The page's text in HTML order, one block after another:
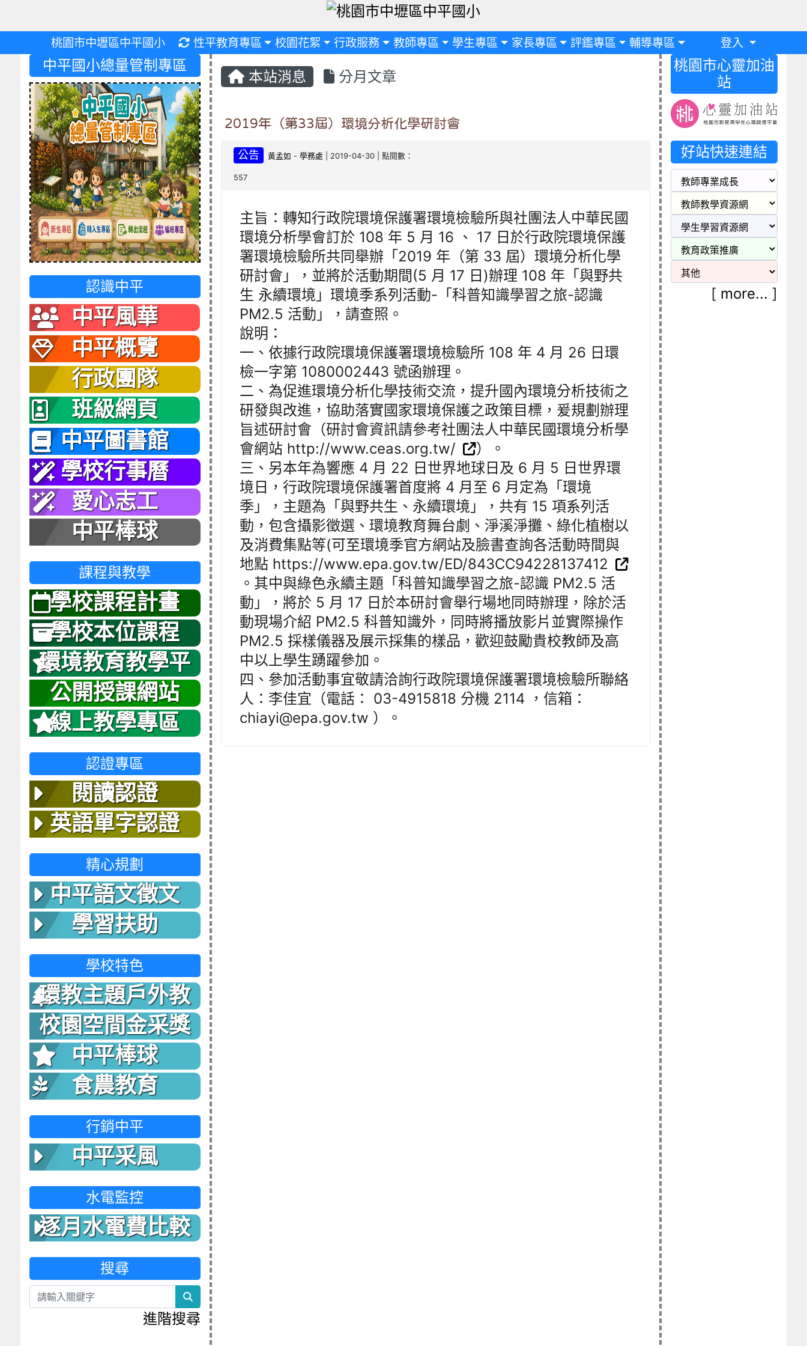
桃園市中壢區中平國小 重新取得佈景設定
性平教育專區 校園花絮 行政服務 教師專區 學生專區 家長專區 評鑑專區 輔導專區 登入
本站消息 分月文章
2019年（第33屆）環境分析化學研討會
公告 黃孟如 -學務處 | 2019-04-30 | 點閱數：
557
主旨：轉知行政院環境保護署環境檢驗所與社團法人中華民國
環境分析學會訂於 108 年 5 月 16 、 17 日於行政院環境保護
署環境檢驗所共同舉辦「2019 年（第 33 屆）環境分析化學
研討會」，並將於活動期間(5 月 17 日)辦理 108 年「與野共
生 永續環境」環境季系列活動-「科普知識學習之旅-認識
PM2.5 活動」，請查照。
說明：
一、依據行政院環境保護署環境檢驗所 108 年 4 月 26 日環
檢一字第 1080002443 號函辦理。
二、為促進環境分析化學技術交流，提升國內環境分析技術之
研發與改進，協助落實國家環境保護之政策目標，爰規劃辦理
旨述研討會（研討會資訊請參考社團法人中華民國環境分析學
會網站 http://www.ceas.org.tw/
）。
三、另本年為響應 4 月 22 日世界地球日及 6 月 5 日世界環
境日，行政院環境保護署首度將 4 月至 6 月定為「環境
季」，主題為「與野共生、永續環境」，共有 15 項系列活
動，包含攝影徵選、環境教育舞台劇、淨溪淨攤、綠化植樹以
及消費集點等(可至環境季官方網站及臉書查詢各活動時間與
地點 https://www.epa.gov.tw/ED/843CC94228137412
。其中與綠色永續主題「科普知識學習之旅-認識 PM2.5 活
動」，將於 5 月 17 日於本研討會舉行場地同時辦理，除於活
動現場介紹 PM2.5 科普知識外，同時將播放影片並實際操作
PM2.5 採樣儀器及展示採集的樣品，歡迎鼓勵貴校教師及高
中以上學生踴躍參加。
四、參加活動事宜敬請洽詢行政院環境保護署環境檢驗所聯絡
人：李佳宜（電話： 03-4915818 分機 2114 ，信箱：
chiayi@epa.gov.tw ）。
中平國小總量管制專區
認識中平
中平風華
中平概覽
行政團隊
班級網頁
中平圖書館
學校行事曆
愛心志工
中平棒球
課程與教學
學校課程計畫
學校本位課程
環境教育教學平
台
公開授課網站
線上教學專區
認證專區
閱讀認證
英語單字認證
精心規劃
中平語文徵文
學習扶助
學校特色
環教主題戶外教
室
校園空間金采獎
中平棒球
食農教育
行銷中平
中平采風
水電監控
逐月水電費比較
表
搜尋
search
進階搜尋
桃園市心靈加油
站
好站快速連結
[ more... ]